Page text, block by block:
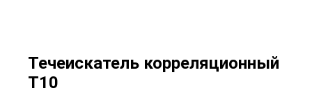
Течеискатель корреляционный
Т10